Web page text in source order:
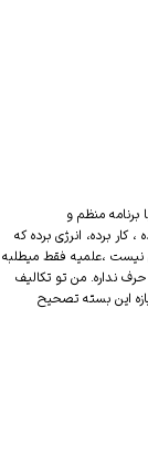
برده که
فقط میطلبه
تکالیف
سلام دو تا
بود فقط کاش
تاسیس